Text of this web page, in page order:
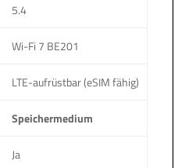
5.4
Wi-Fi 7 BE201
LTE-aufrüstbar (eSIM fähig)
Speichermedium
Ja